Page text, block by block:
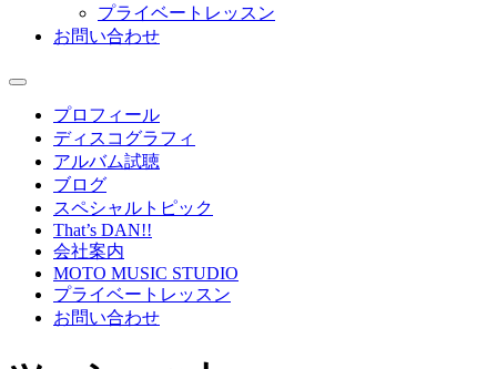
プライベートレッスン
お問い合わせ
プロフィール
ディスコグラフィ
アルバム試聴
ブログ
スペシャルトピック
That’s DAN!!
会社案内
MOTO MUSIC STUDIO
プライベートレッスン
お問い合わせ